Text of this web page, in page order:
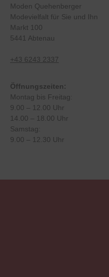
Moden Quehenberger
Modevielfalt für Sie und Ihn
Markt 100
5441 Abtenau
+43 6243 2337
Öffnungszeiten:
Montag bis Freitag:
9.00 – 12.00 Uhr
14.00 – 18.00 Uhr
Samstag:
9.00 – 12.30 Uhr